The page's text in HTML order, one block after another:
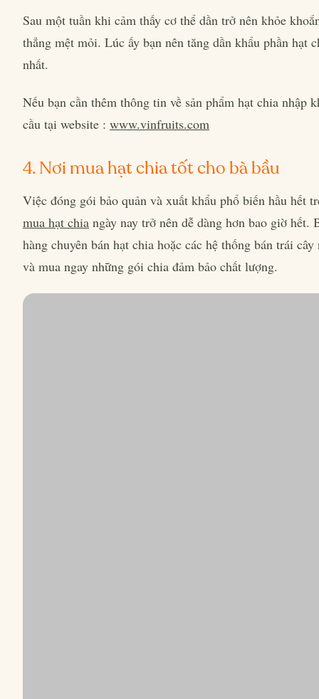
Sau một tuần khi cảm thấy cơ thể dần trở nên khỏe
thẳng mệt mỏi. Lúc ấy bạn nên tăng dần khẩu phần hạt
nhất.
Nếu bạn cần thêm thông tin về sản phẩm hạt chia
cầu tại website : www.vinfruits.com
4. Nơi mua hạt chia tốt cho bà bầu
Việc đóng gói bảo quản và xuất khẩu phổ biến hầu hết
mua hạt chia ngày nay trở nên dễ dàng hơn bao giờ hết.
hàng chuyên bán hạt chia hoặc các hệ thống bán trái
và mua ngay những gói chia đảm bảo chất lượng.